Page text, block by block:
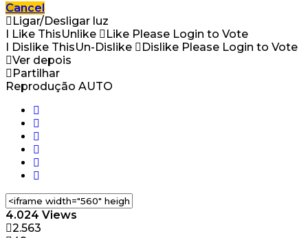
Cancel
Ligar/Desligar luz
I Like ThisUnlike Like Please Login to Vote
I Dislike ThisUn-Dislike Dislike Please Login to Vote
Ver depois
Partilhar
Reprodução AUTO
4.024 Views
2.563